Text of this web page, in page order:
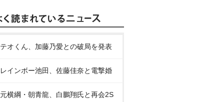
テオくん、加藤乃愛との破局を発表
レインボー池田、佐藤佳奈と電撃婚
元横綱・朝青龍、白鵬翔氏と再会2S